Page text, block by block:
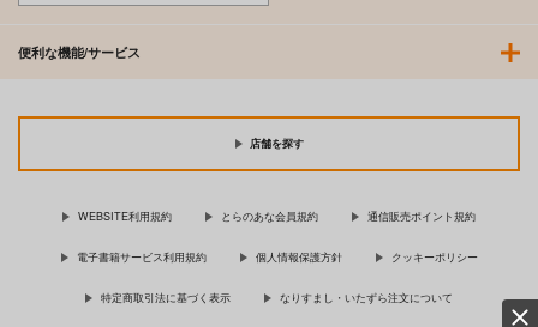
便利な機能/サービス
店舗を探す
WEBSITE利用規約 とらのあな会員規約 通信販売ポイント規約
電子書籍サービス利用規約 個人情報保護方針 クッキーポリシー
特定商取引法に基づく表示 なりすまし・いたずら注文について